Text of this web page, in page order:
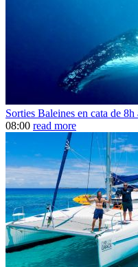
Sorties Baleines en cata de
08:00 read more